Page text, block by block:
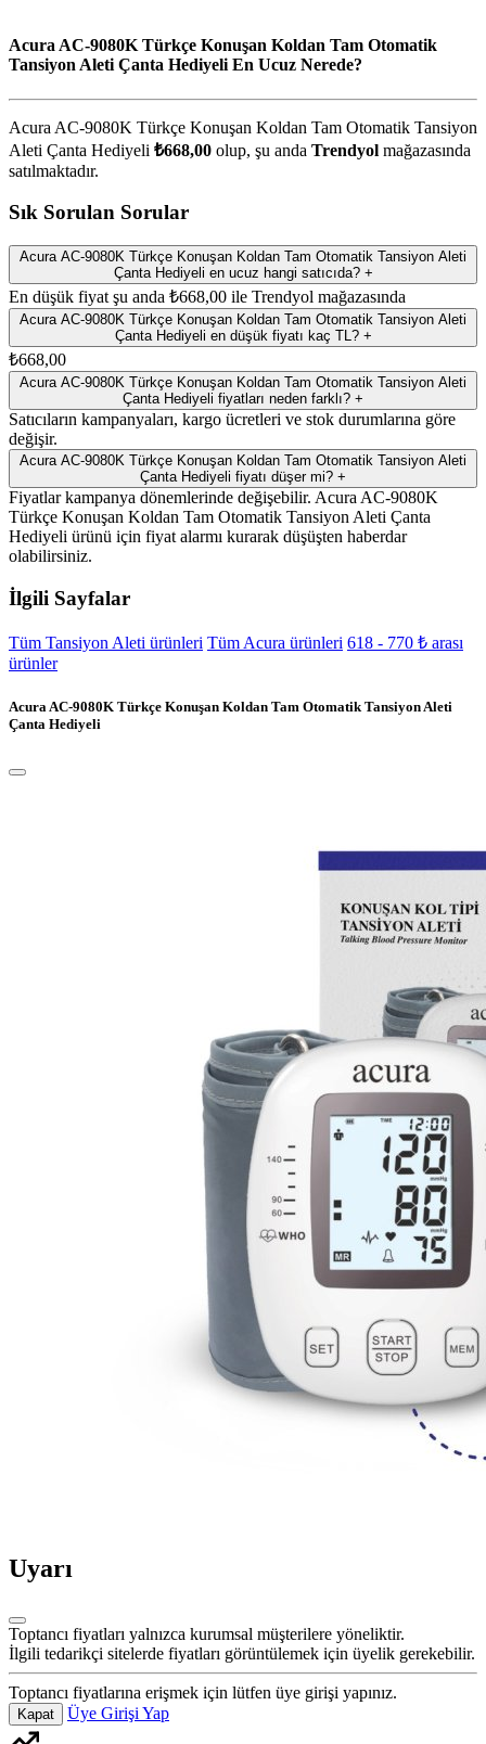
Acura AC-9080K Türkçe Konuşan Koldan Tam Otomatik
Tansiyon Aleti Çanta Hediyeli En Ucuz Nerede?
Acura AC-9080K Türkçe Konuşan Koldan Tam Otomatik Tansiyon
Aleti Çanta Hediyeli ₺668,00 olup, şu anda Trendyol mağazasında
satılmaktadır.
Sık Sorulan Sorular
Acura AC-9080K Türkçe Konuşan Koldan Tam Otomatik Tansiyon Aleti
Çanta Hediyeli en ucuz hangi satıcıda? +
En düşük fiyat şu anda ₺668,00 ile Trendyol mağazasında
Acura AC-9080K Türkçe Konuşan Koldan Tam Otomatik Tansiyon Aleti
Çanta Hediyeli en düşük fiyatı kaç TL? +
₺668,00
Acura AC-9080K Türkçe Konuşan Koldan Tam Otomatik Tansiyon Aleti
Çanta Hediyeli fiyatları neden farklı? +
Satıcıların kampanyaları, kargo ücretleri ve stok durumlarına göre
değişir.
Acura AC-9080K Türkçe Konuşan Koldan Tam Otomatik Tansiyon Aleti
Çanta Hediyeli fiyatı düşer mi? +
Fiyatlar kampanya dönemlerinde değişebilir. Acura AC-9080K
Türkçe Konuşan Koldan Tam Otomatik Tansiyon Aleti Çanta
Hediyeli ürünü için fiyat alarmı kurarak düşüşten haberdar
olabilirsiniz.
İlgili Sayfalar
Tüm Tansiyon Aleti ürünleri Tüm Acura ürünleri 618 - 770 ₺ arası
ürünler
Acura AC-9080K Türkçe Konuşan Koldan Tam Otomatik Tansiyon Aleti
Çanta Hediyeli
Uyarı
Toptancı fiyatları yalnızca kurumsal müşterilere yöneliktir.
İlgili tedarikçi sitelerde fiyatları görüntülemek için üyelik gerekebilir.
Toptancı fiyatlarına erişmek için lütfen üye girişi yapınız.
Kapat Üye Girişi Yap